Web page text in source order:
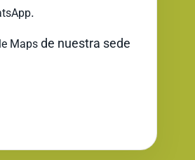
.
Maps de nuestra sede